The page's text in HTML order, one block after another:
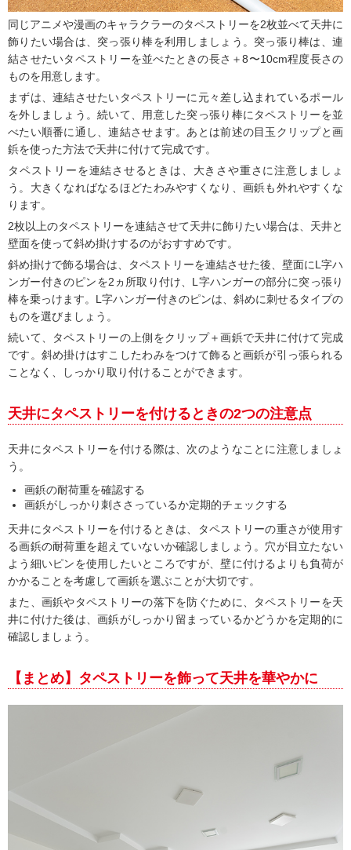
同じアニメや漫画のキャラクラーのタペストリーを2枚並べて天井に
飾りたい場合は、突っ張り棒を利用しましょう。突っ張り棒は、連
結させたいタペストリーを並べたときの長さ＋8〜10cm程度長さの
ものを用意します。
まずは、連結させたいタペストリーに元々差し込まれているポール
を外しましょう。続いて、用意した突っ張り棒にタペストリーを並
べたい順番に通し、連結させます。あとは前述の目玉クリップと画
鋲を使った方法で天井に付けて完成です。
タペストリーを連結させるときは、大きさや重さに注意しましょ
う。大きくなればなるほどたわみやすくなり、画鋲も外れやすくな
ります。
2枚以上のタペストリーを連結させて天井に飾りたい場合は、天井と
壁面を使って斜め掛けするのがおすすめです。
斜め掛けで飾る場合は、タペストリーを連結させた後、壁面にL字ハ
ンガー付きのピンを2ヵ所取り付け、L字ハンガーの部分に突っ張り
棒を乗っけます。L字ハンガー付きのピンは、斜めに刺せるタイプの
ものを選びましょう。
続いて、タペストリーの上側をクリップ＋画鋲で天井に付けて完成
です。斜め掛けはすこしたわみをつけて飾ると画鋲が引っ張られる
ことなく、しっかり取り付けることができます。
天井にタペストリーを付けるときの2つの注意点
天井にタペストリーを付ける際は、次のようなことに注意しましょ
う。
画鋲の耐荷重を確認する
画鋲がしっかり刺ささっているか定期的チェックする
天井にタペストリーを付けるときは、タペストリーの重さが使用す
る画鋲の耐荷重を超えていないか確認しましょう。穴が目立たない
よう細いピンを使用したいところですが、壁に付けるよりも負荷が
かかることを考慮して画鋲を選ぶことが大切です。
また、画鋲やタペストリーの落下を防ぐために、タペストリーを天
井に付けた後は、画鋲がしっかり留まっているかどうかを定期的に
確認しましょう。
【まとめ】タペストリーを飾って天井を華やかに